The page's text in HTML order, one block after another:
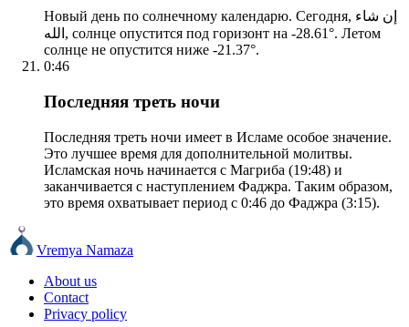
Новый день по солнечному календарю. Сегодня, إن شاء
الله, солнце опустится под горизонт на -28.61°. Летом
солнце не опустится ниже -21.37°.
0:46
Последняя треть ночи
Последняя треть ночи имеет в Исламе особое значение.
Это лучшее время для дополнительной молитвы.
Исламская ночь начинается с Магриба (19:48) и
заканчивается с наступлением Фаджра. Таким образом,
это время охватывает период с 0:46 до Фаджра (3:15).
Vremya Namaza
About us
Contact
Privacy policy